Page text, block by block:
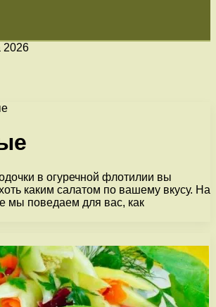
2026
в огуречной флотилии вы
каким салатом по вашему вкусу. На
мы поведаем для вас, как